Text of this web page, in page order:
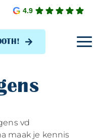
4.9
vd
maak je kennis